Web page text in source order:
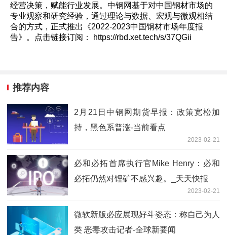
经营决策，赋能行业发展。中钢网基于对中国钢材市场的
专业观察和研究经验，通过理论与数据、宏观与微观相结
合的方式，正式推出《2022-2023中国钢材市场年度报
告》。点击链接订阅： https://rbd.xet.tech/s/37QGii
推荐内容
2月21日中钢网期货早报：政策宽松加
持，黑色系普涨-当前看点
2023-02-21
必和必拓首席执行官Mike Henry：必和
必拓仍然对锂矿不感兴趣。_天天快报
2023-02-21
微软新版必应展现好斗姿态：称自己为人
类 恶毒攻击记者-全球新要闻